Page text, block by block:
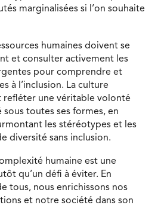
marginalisées si l’on souhaite
humaines doivent se
et consulter activement les
pour comprendre et
à l’inclusion. La culture
une véritable volonté
sous toutes ses formes, en
les stéréotypes et les
diversité sans inclusion.
humaine est une
qu’un défi à éviter. En
tous, nous enrichissons nos
et notre société dans son